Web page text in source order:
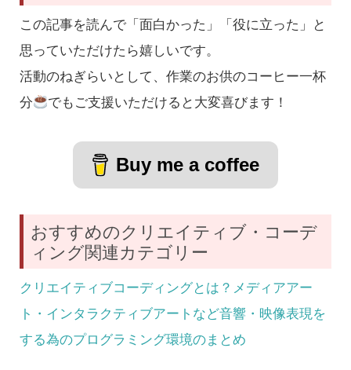
この記事を読んで「面白かった」「役に立った」と
思っていただけたら嬉しいです。
活動のねぎらいとして、作業のお供のコーヒー一杯
分
でもご支援いただけると大変喜びます！
Buy me a coffee
おすすめのクリエイティブ・コーデ
ィング関連カテゴリー
クリエイティブコーディングとは？メディアアー
ト・インタラクティブアートなど音響・映像表現を
する為のプログラミング環境のまとめ